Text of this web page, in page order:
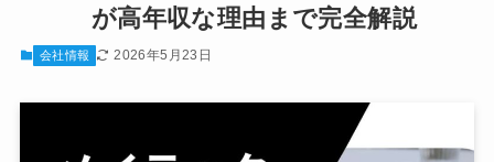
が高年収な理由まで完全解説
会社情報 2026年5月23日